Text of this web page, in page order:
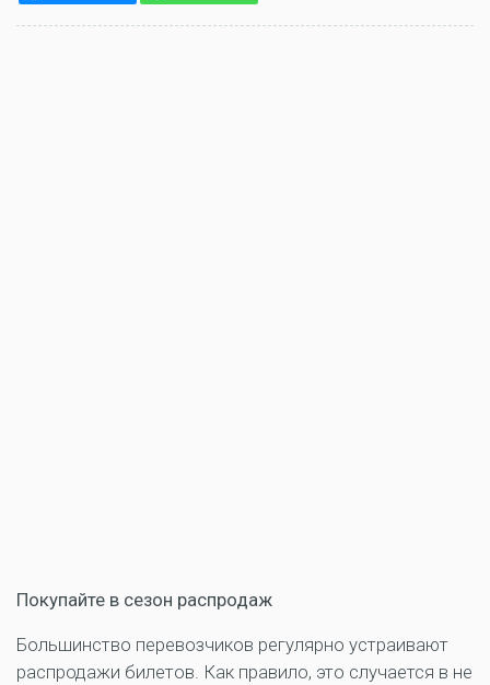
Покупайте в сезон распродаж
Большинство перевозчиков регулярно устраивают
распродажи билетов. Как правило, это случается в не